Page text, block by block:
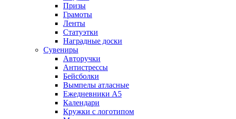
Призы
Грамоты
Ленты
Статуэтки
Наградные доски
Сувениры
Авторучки
Антистрессы
Бейсболки
Вымпелы атласные
Ежедневники А5
Календари
Кружки с логотипом